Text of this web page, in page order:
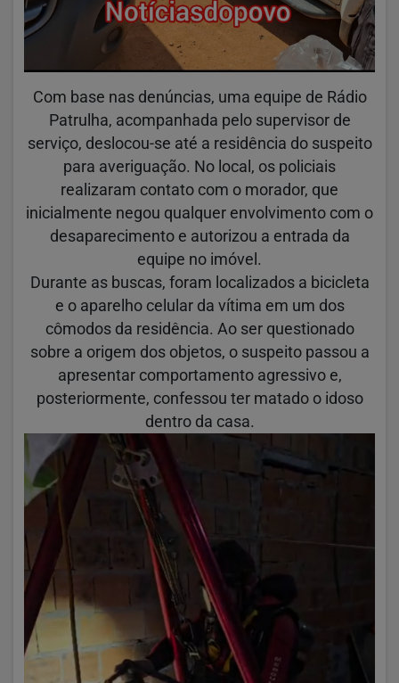
Com base nas denúncias, uma equipe de Rádio
Patrulha, acompanhada pelo supervisor de
serviço, deslocou-se até a residência do suspeito
para averiguação. No local, os policiais
realizaram contato com o morador, que
inicialmente negou qualquer envolvimento com o
desaparecimento e autorizou a entrada da
equipe no imóvel.
Durante as buscas, foram localizados a bicicleta
e o aparelho celular da vítima em um dos
cômodos da residência. Ao ser questionado
sobre a origem dos objetos, o suspeito passou a
apresentar comportamento agressivo e,
posteriormente, confessou ter matado o idoso
dentro da casa.